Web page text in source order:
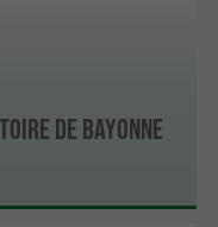
DE BAYONNE